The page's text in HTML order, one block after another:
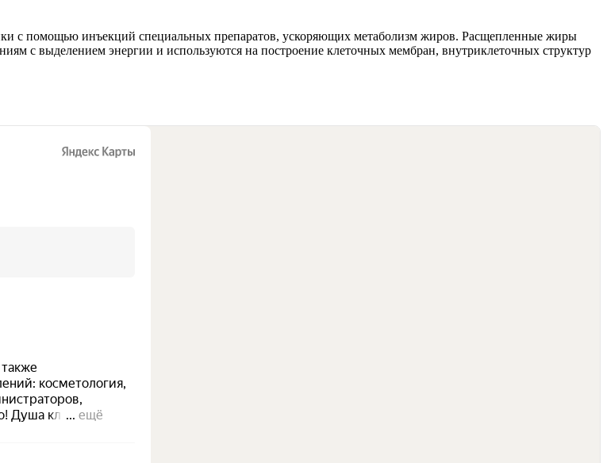
с помощью инъекций специальных препаратов, ускоряющих метаболизм жиров. Расщепленные жиры
с выделением энергии и используются на построение клеточных мембран, внутриклеточных структур